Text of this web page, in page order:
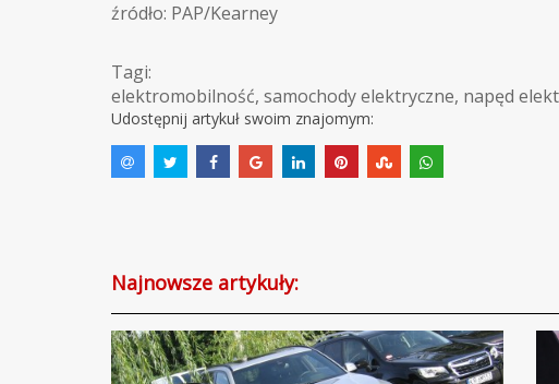
źródło: PAP/Kearney
Tagi:
elektromobilność, samochody elektryczne, napęd
Udostępnij artykuł swoim znajomym:
Najnowsze artykuły: